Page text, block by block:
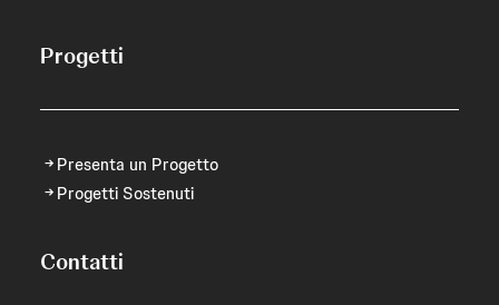
Progetti
Presenta un Progetto
Progetti Sostenuti
Contatti